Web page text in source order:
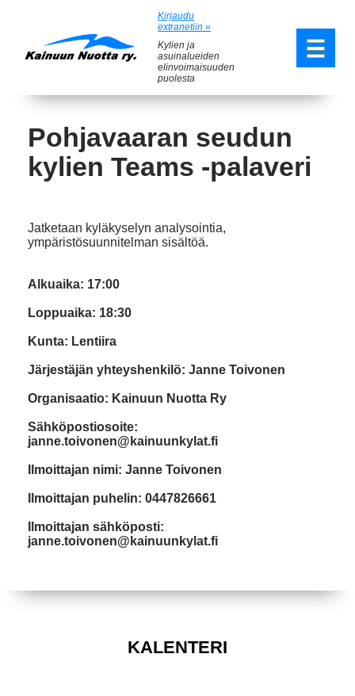
Kirjaudu
extranetiin »
Kylien ja
asuinalueiden
elinvoimaisuuden
puolesta
Pohjavaaran seudun
kylien Teams -palaveri
Jatketaan kyläkyselyn analysointia,
ympäristösuunnitelman sisältöä.
Alkuaika: 17:00
Loppuaika: 18:30
Kunta: Lentiira
Järjestäjän yhteyshenkilö: Janne Toivonen
Organisaatio: Kainuun Nuotta Ry
Sähköpostiosoite:
janne.toivonen@kainuunkylat.fi
Ilmoittajan nimi: Janne Toivonen
Ilmoittajan puhelin: 0447826661
Ilmoittajan sähköposti:
janne.toivonen@kainuunkylat.fi
KALENTERI